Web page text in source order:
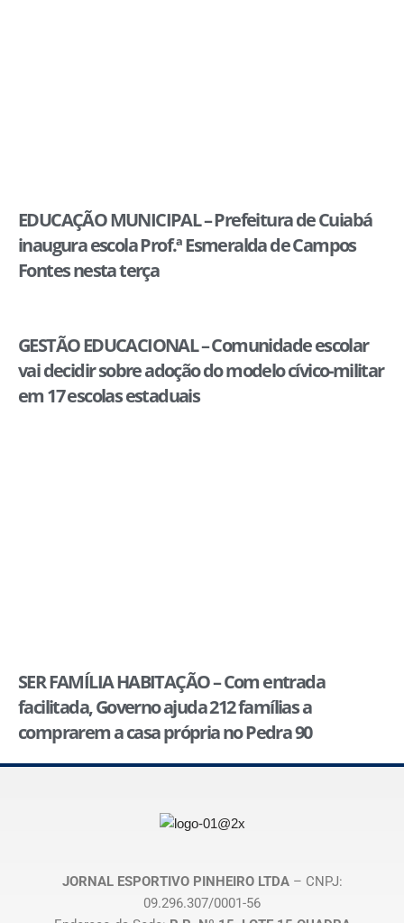
EDUCAÇÃO MUNICIPAL – Prefeitura de Cuiabá
inaugura escola Prof.ª Esmeralda de Campos
Fontes nesta terça
GESTÃO EDUCACIONAL – Comunidade escolar
vai decidir sobre adoção do modelo cívico-militar
em 17 escolas estaduais
SER FAMÍLIA HABITAÇÃO – Com entrada
facilitada, Governo ajuda 212 famílias a
comprarem a casa própria no Pedra 90
JORNAL ESPORTIVO PINHEIRO LTDA– CNPJ:
09.296.307/0001-56